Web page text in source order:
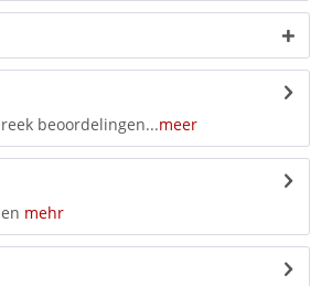
beoordelingen...meer
mehr